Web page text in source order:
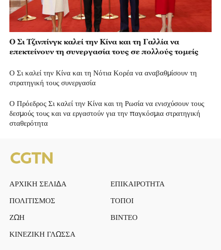
Ο Σι Τζινπίνγκ καλεί την Κίνα και τη Γαλλία να
επεκτείνουν τη συνεργασία τους σε πολλούς τομείς
Ο Σι καλεί την Κίνα και τη Νότια Κορέα να αναβαθμίσουν τη
στρατηγική τους συνεργασία
Ο Πρόεδρος Σι καλεί την Κίνα και τη Ρωσία να ενισχύσουν τους
δεσμούς τους και να εργαστούν για την παγκόσμια στρατηγική
σταθερότητα
ΑΡΧΙΚΗ ΣΕΛΙΔΑ
ΕΠΙΚΑΙΡΟΤΗΤΑ
ΠΟΛΙΤΙΣΜΟΣ
ΤΟΠΟΙ
ΖΩΗ
ΒΙΝΤΕΟ
ΚΙΝΕΖΙΚΗ ΓΛΩΣΣΑ